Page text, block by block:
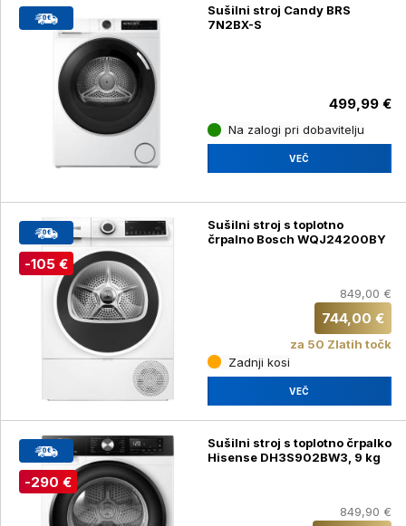
Sušilni stroj Candy BRS
7N2BX-S
499,99 €
Na zalogi pri dobavitelju
VEČ
-105 €
Sušilni stroj s toplotno
črpalno Bosch WQJ24200BY
849,00 €
744,00 €
za 50 Zlatih točk
Zadnji kosi
VEČ
-290 €
Sušilni stroj s toplotno črpalko
Hisense DH3S902BW3, 9 kg
849,90 €